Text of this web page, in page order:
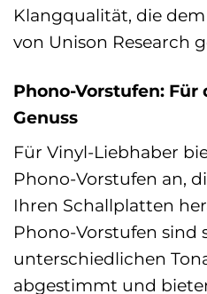
Klangqualität, die
von Unison Research
Phono-Vorstufen:
Genuss
Für Vinyl-Liebhaber
Phono-Vorstufen an,
Ihren Schallplatten
Phono-Vorstufen sind
unterschiedlichen
abgestimmt und